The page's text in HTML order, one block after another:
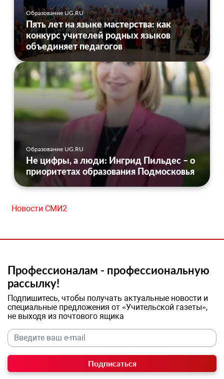
Образование UG.RU
Пять лет на языке мастерства: как
конкурс учителей родных языков
объединяет педагогов
Образование UG.RU
Не цифры, а люди: Ингрид Пильдес – о
приоритетах образования Подмосковья
Новости СМИ2
Профессионалам - профессиональную
рассылку!
Подпишитесь, чтобы получать актуальные новости и
специальные предложения от «Учительской газеты»,
не выходя из почтового ящика
Подписаться